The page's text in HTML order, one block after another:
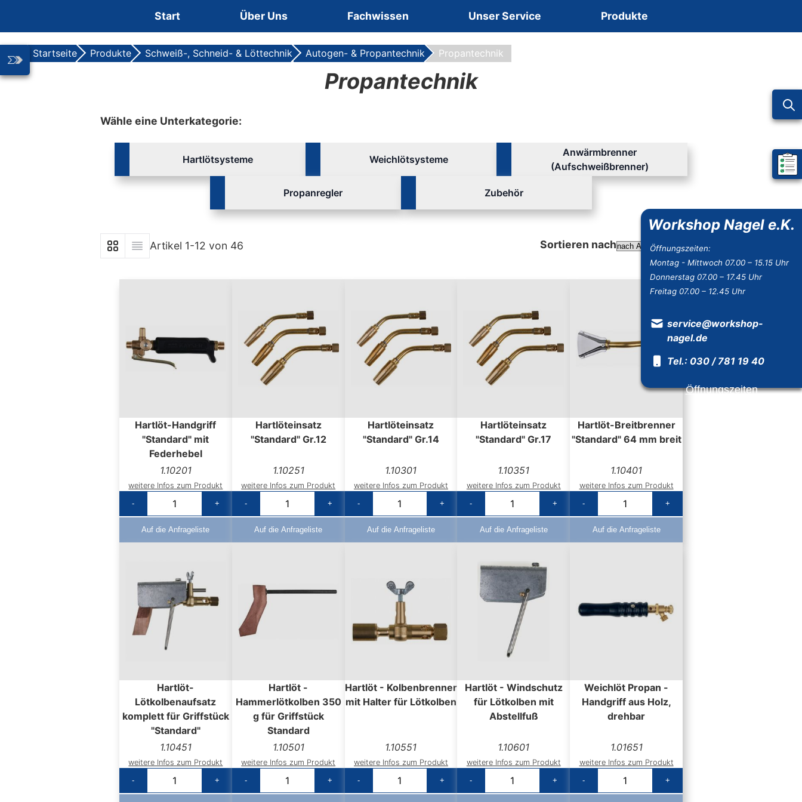
Start Über Uns Fachwissen Unser Service Produkte
Startseite Produkte Schweiß-, Schneid- & Löttechnik Autogen- & Propantechnik Propantechnik
Mein
Workshop Nagel e.K.
Öffnungszeiten:
Montag - Mittwoch 07.00 – 15.15 Uhr
Donnerstag 07.00 – 17.45 Uhr
Freitag 07.00 – 12.45 Uhr
service@workshop-
nagel.de
Tel.: 030 / 781 19 40
Öffnungszeiten
Propantechnik
Wähle eine Unterkategorie:
Hartlötsysteme Weichlötsysteme
Anwärmbrenner
(Aufschweißbrenner)
Propanregler Zubehör
Anzeigen als
ListeListe
Artikel 1-12 von 46
Sortieren nach
Absteigend sortieren
Hartlöt-Handgriff
"Standard" mit
Federhebel
1.10201
weitere Infos zum Produkt
-
+
Auf die Anfrageliste
Hartlöteinsatz
"Standard" Gr.12
1.10251
weitere Infos zum Produkt
-
+
Auf die Anfrageliste
Hartlöteinsatz
"Standard" Gr.14
1.10301
weitere Infos zum Produkt
-
+
Auf die Anfrageliste
Hartlöteinsatz
"Standard" Gr.17
1.10351
weitere Infos zum Produkt
-
+
Auf die Anfrageliste
Hartlöt-Breitbrenner
"Standard" 64 mm breit
1.10401
weitere Infos zum Produkt
-
+
Auf die Anfrageliste
Hartlöt-
Lötkolbenaufsatz
komplett für Griffstück
"Standard"
1.10451
weitere Infos zum Produkt
-
+
Hartlöt -
Hammerlötkolben 350
g für Griffstück
Standard
1.10501
weitere Infos zum Produkt
-
+
Hartlöt - Kolbenbrenner
mit Halter für Lötkolben
1.10551
weitere Infos zum Produkt
-
+
Hartlöt - Windschutz
für Lötkolben mit
Abstellfuß
1.10601
weitere Infos zum Produkt
-
+
Weichlöt Propan -
Handgriff aus Holz,
drehbar
1.01651
weitere Infos zum Produkt
-
+